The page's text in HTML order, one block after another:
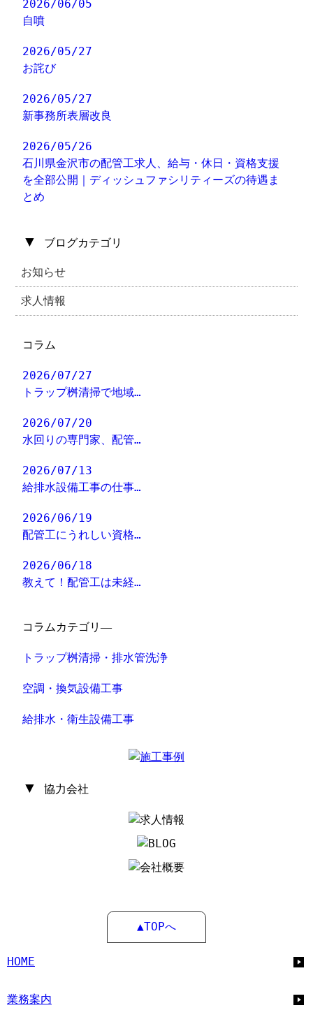
2026/06/05
自噴
2026/05/27
お詫び
2026/05/27
新事務所表層改良
2026/05/26
石川県金沢市の配管工求人、給与・休日・資格支援
を全部公開｜ディッシュファシリティーズの待遇ま
とめ
▼ ブログカテゴリ
お知らせ
求人情報
コラム
2026/07/27
トラップ桝清掃で地域…
2026/07/20
水回りの専門家、配管…
2026/07/13
給排水設備工事の仕事…
2026/06/19
配管工にうれしい資格…
2026/06/18
教えて！配管工は未経…
コラムカテゴリ―
トラップ桝清掃・排水管洗浄
空調・換気設備工事
給排水・衛生設備工事
▼ 協力会社
▲TOPへ
HOME
業務案内